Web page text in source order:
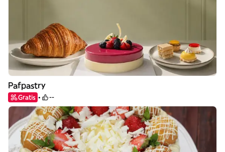
Pafpastry
Gratis --